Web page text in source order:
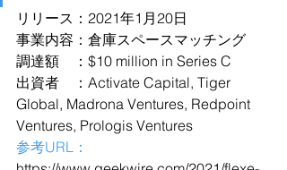
リリース：2021年1月20日
事業内容：倉庫スペースマッチング
調達額　：$10 million in Series C
出資者　：Activate Capital, Tiger
Global, Madrona Ventures, Redpoint
Ventures, Prologis Ventures
参考URL：